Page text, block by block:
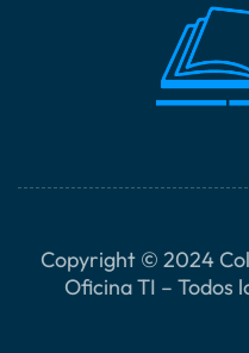
Copyright © 2024
Oficina TI – Todos